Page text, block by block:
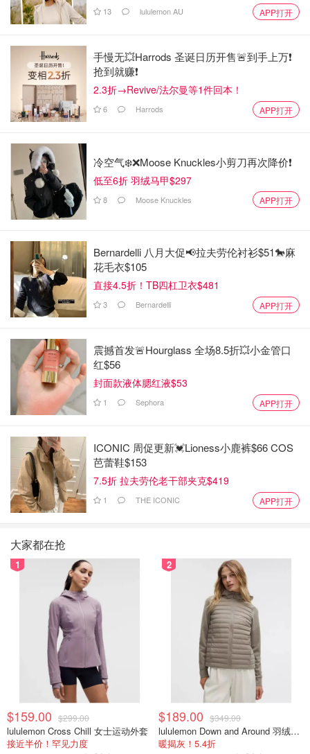
13 lululemon AU APP打开
手慢无💥Harrods 圣诞日历开售🚨到手上万❗️
抢到就赚❗️
2.3折→Revive/法尔曼等1件回本！
6 Harrods APP打开
冷空气❄️❌️Moose Knuckles小剪刀再次降价❗️
低至6折 羽绒马甲$297
8 Moose Knuckles APP打开
Bernardelli 八月大促📢拉夫劳伦衬衫$51🐎麻
花毛衣$105
直接4.5折！TB四杠卫衣$481
3 Bernardelli APP打开
震撼首发🚨Hourglass 全场8.5折💥小金管口
红$56
封面款液体腮红液$53
1 Sephora APP打开
ICONIC 周促更新💓Lioness小鹿裤$66 COS
芭蕾鞋$153
7.5折 拉夫劳伦老干部夹克$419
1 THE ICONIC APP打开
大家都在抢
1
$159.00 $299.00
lululemon Cross Chill 女士运动外套
接近半价！罕见力度
2
$189.00 $349.00
lululemon Down and Around 羽绒夹克
暖揭灰！5.4折